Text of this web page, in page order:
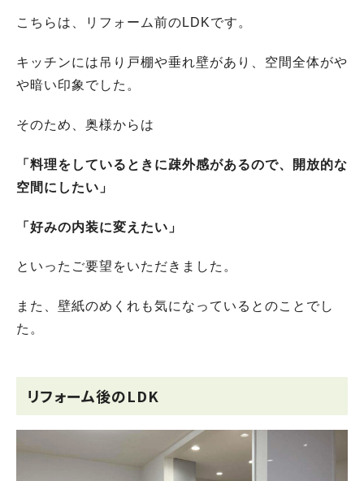
こちらは、リフォーム前のLDKです。
キッチンには吊り戸棚や垂れ壁があり、空間全体がや
や暗い印象でした。
そのため、奥様からは
「料理をしているときに疎外感があるので、開放的な
空間にしたい」
「好みの内装に変えたい」
といったご要望をいただきました。
また、壁紙のめくれも気になっているとのことでし
た。
リフォーム後のLDK